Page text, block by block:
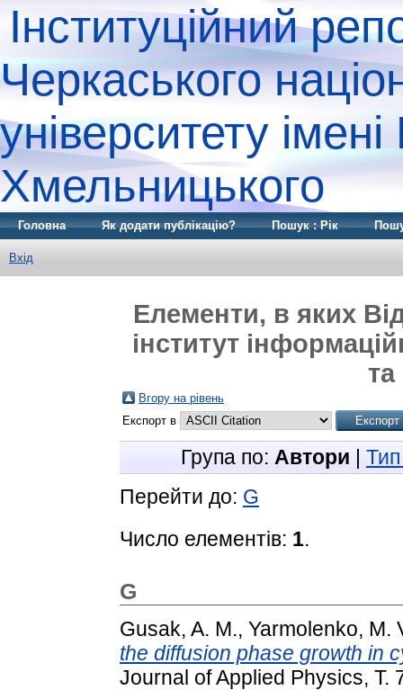
Інституційний
Черкаського
університету
Хмельницького
Головна Як додати публікацію? Пошук : Рік
Вхід
Елементи, в яких
інститут
та
Вгору на рівень
Експорт в
Група по: Автори |
Перейти до: G
Число елементів: 1.
G
Gusak, A. M., Yarmolenko, M.
the diffusion phase growth in
Journal of Applied Physics,